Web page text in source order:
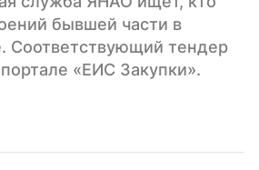
бывшей части в
Соответствующий тендер
«ЕИС Закупки».